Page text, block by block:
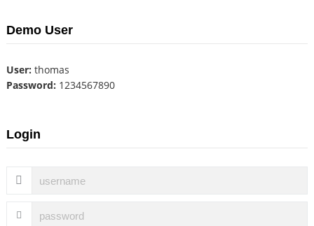
Demo User
User: thomas
Password: 1234567890
Login